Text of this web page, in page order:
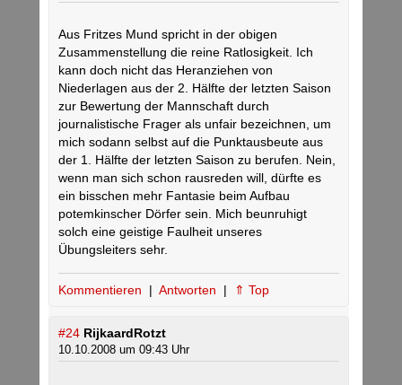
Aus Fritzes Mund spricht in der obigen
Zusammenstellung die reine Ratlosigkeit. Ich
kann doch nicht das Heranziehen von
Niederlagen aus der 2. Hälfte der letzten Saison
zur Bewertung der Mannschaft durch
journalistische Frager als unfair bezeichnen, um
mich sodann selbst auf die Punktausbeute aus
der 1. Hälfte der letzten Saison zu berufen. Nein,
wenn man sich schon rausreden will, dürfte es
ein bisschen mehr Fantasie beim Aufbau
potemkinscher Dörfer sein. Mich beunruhigt
solch eine geistige Faulheit unseres
Übungsleiters sehr.
Kommentieren | Antworten | ⇑ Top
#24 RijkaardRotzt
10.10.2008 um 09:43 Uhr